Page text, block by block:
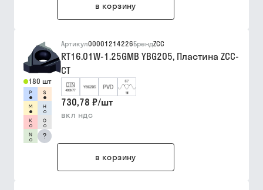
в корзину
180 шт
?
Артикул00001214226БрендZCC
RT16.01W-1.25GMB YBG205, Пластина ZCC-
CT
730,78 ₽/шт
вкл ндс
в корзину